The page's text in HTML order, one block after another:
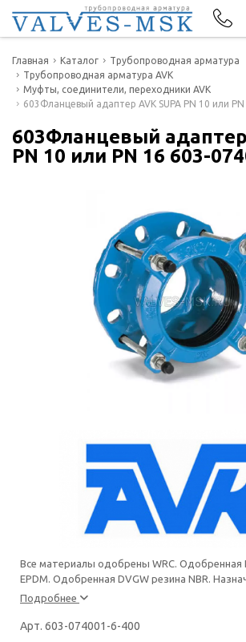
Телефоны
+7(977) 474-62-50
Отдел продаж
Главная Каталог
Трубопроводная арматура
Трубопроводная арматура AVK
Муфты, соединители, переходники AVK
603Фланцевый адаптер AVK SUPA PN 10 или
603Фланцевый адаптер
PN 10 или PN 16 603-
Все материалы одобрены WRC. Одобренная
EPDM. Одобренная DVGW резина NBR.
Подробнее
Арт. 603-074001-6-400